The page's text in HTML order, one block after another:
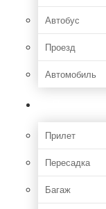
Автобус
Проезд
Автомобиль
Прилет
Пересадка
Багаж